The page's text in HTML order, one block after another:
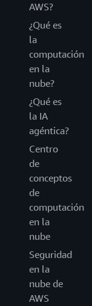
AWS?
¿Qué es
la
computación
en la
nube?
¿Qué es
la IA
agéntica?
Centro
de
conceptos
de
computación
en la
nube
Seguridad
en la
nube de
AWS